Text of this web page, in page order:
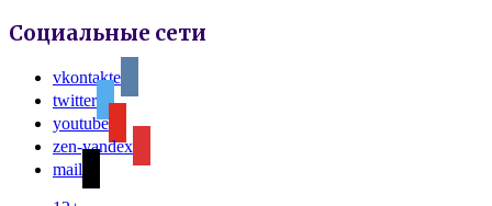
Социальные сети
vkontakte
twitter
youtube
zen-yandex
mail